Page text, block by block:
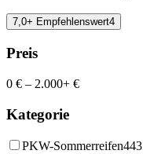
7,0+ Empfehlenswert4
Preis
0 € – 2.000+ €
Kategorie
PKW-Sommerreifen443